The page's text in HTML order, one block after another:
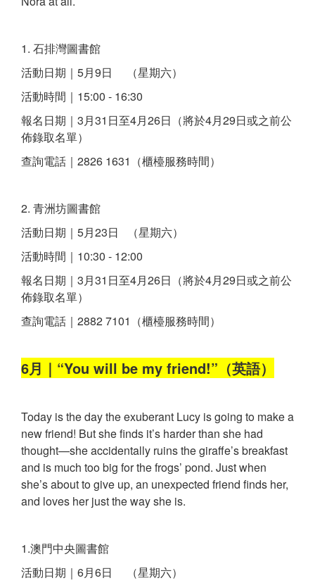
1. 石排灣圖書館
活動日期｜5月9日 （星期六）
活動時間｜15:00 - 16:30
報名日期｜3月31日至4月26日（將於4月29日或之前公
佈錄取名單）
查詢電話｜2826 1631（櫃檯服務時間）
2. 青洲坊圖書館
活動日期｜5月23日 （星期六）
活動時間｜10:30 - 12:00
報名日期｜3月31日至4月26日（將於4月29日或之前公
佈錄取名單）
查詢電話｜2882 7101（櫃檯服務時間）
6月｜“You will be my friend!”（英語）
Today is the day the exuberant Lucy is going to make a
new friend! But she finds it’s harder than she had
thought—she accidentally ruins the giraffe’s breakfast
and is much too big for the frogs’ pond. Just when
she’s about to give up, an unexpected friend finds her,
and loves her just the way she is.
1.澳門中央圖書館
活動日期｜6月6日 （星期六）